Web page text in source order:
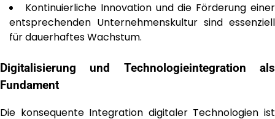
Kontinuierliche Innovation und die Förderung einer
entsprechenden Unternehmenskultur sind essenziell
für dauerhaftes Wachstum.
Digitalisierung und Technologieintegration als
Fundament
Die konsequente Integration digitaler Technologien ist